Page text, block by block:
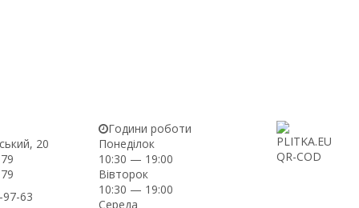
20
63
Години роботи
Понеділок
10:30 — 19:00
Вівторок
10:30 — 19:00
Середа